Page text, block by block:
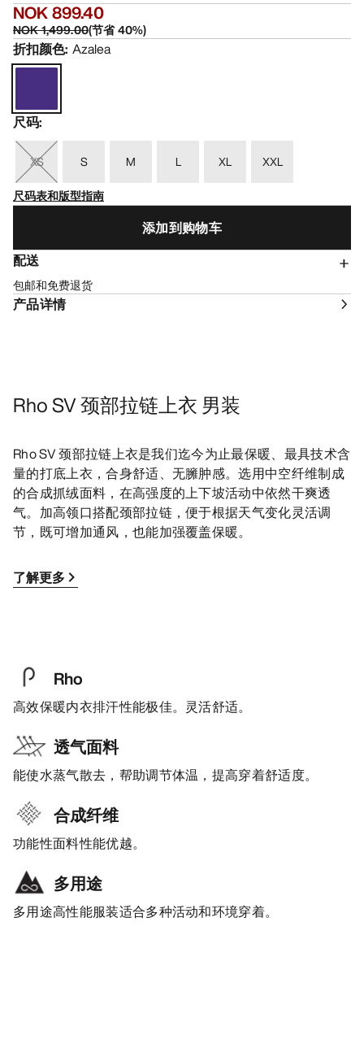
NOK 899.40
NOK 1,499.00(节省40%)
折扣颜色: Azalea
尺码:
XS S M L XL
XXL
尺码表和版型指南
添加到购物车
配送
包邮和免费退货
产品详情
Rho SV 颈部拉链上衣 男装
Rho SV 颈部拉链上衣是我们迄今为止最保暖、最具技术含
量的打底上衣，合身舒适、无臃肿感。选用中空纤维制成
的合成抓绒面料，在高强度的上下坡活动中依然干爽透
气。加高领口搭配颈部拉链，便于根据天气变化灵活调
节，既可增加通风，也能加强覆盖保暖。
了解更多
Rho
高效保暖内衣排汗性能极佳。灵活舒适。
透气面料
能使水蒸气散去，帮助调节体温，提高穿着舒适度。
合成纤维
功能性面料性能优越。
多用途
多用途高性能服装适合多种活动和环境穿着。